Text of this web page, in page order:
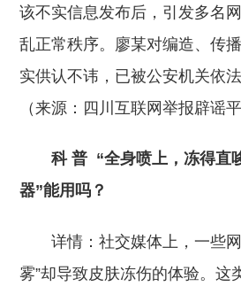
该不实信息发布后，引发多名
乱正常秩序。廖某对编造、传
实供认不讳，已被公安机关依
（来源：四川互联网举报辟谣
科 普 “全身喷上，冻得直
器”能用吗？
详情：社交媒体上，一些
雾”却导致皮肤冻伤的体验。这